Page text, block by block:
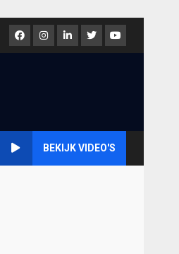
FacebookInstagram
LinkedInTwitterYoutube
BEKIJK VIDEO'S